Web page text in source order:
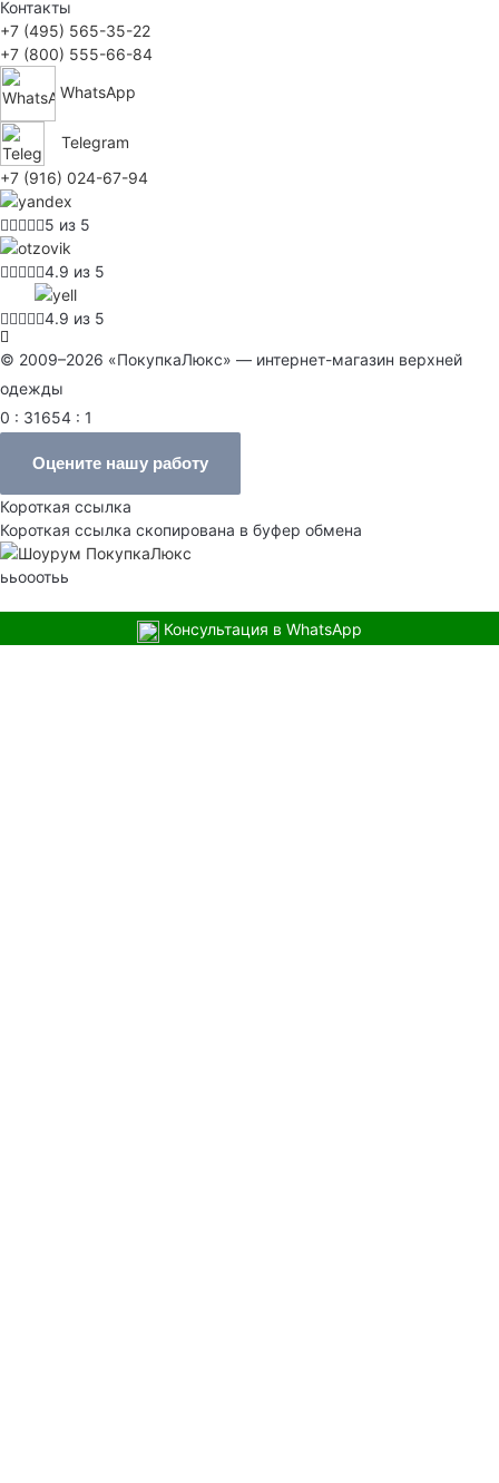
Контакты
+7 (495) 565-35-22
+7 (800) 555-66-84
WhatsApp
Telegram
+7 (916) 024-67-94
5 из 5
4.9 из 5
4.9 из 5
© 2009–2026 «ПокупкаЛюкс» — интернет-магазин верхней
одежды
0 : 31654 : 1
Оцените нашу работу
Короткая ссылка
Короткая ссылка скопирована в буфер обмена
ььооотьь
Консультация в WhatsApp